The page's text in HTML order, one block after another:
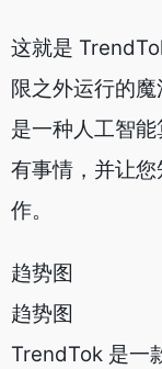
这就是
限之外运行的
是一种人工智
有事情，并让
作。
趋势图
趋势图
TrendTok 是一